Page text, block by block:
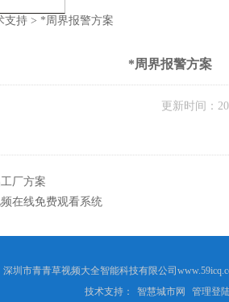
支持 > *周界报警方案
*周界报警方案
更新时间：
厂方案
在线免费观看系统
深圳市青青草视频大全智能科技有限公司
技术支持：
智慧城市网 管理登